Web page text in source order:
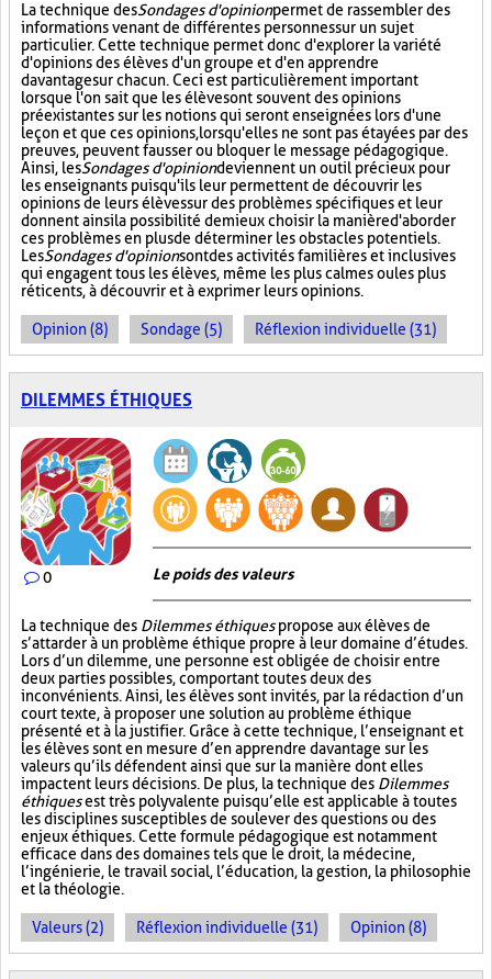
La technique desSondages d'opinionpermet de rassembler des
informations venant de différentes personnes sur un sujet
particulier. Cette technique permet donc d'explorer la variété
d'opinions des élèves d'un groupe et d'en apprendre
davantage sur chacun. Ceci est particulièrement important
lorsque l'on sait que les élèves ont souvent des opinions
préexistantes sur les notions qui seront enseignées lors d'une
leçon et que ces opinions, lorsqu'elles ne sont pas étayées par des
preuves, peuvent fausser ou bloquer le message pédagogique.
Ainsi, lesSondages d'opiniondeviennent un outil précieux pour
les enseignants puisqu'ils leur permettent de découvrir les
opinions de leurs élèves sur des problèmes spécifiques et leur
donnent ainsi la possibilité de mieux choisir la manière d'aborder
ces problèmes en plus de déterminer les obstacles potentiels.
LesSondages d'opinionsont des activités familières et inclusives
qui engagent tous les élèves, même les plus calmes ou les plus
réticents, à découvrir et à exprimer leurs opinions.
Opinion (8) Sondage (5) Réflexion individuelle (31)
DILEMMES ÉTHIQUES
0 Le poids des valeurs
La technique des Dilemmes éthiquespropose aux élèves de
s’attarder à un problème éthique propre à leur domaine d’études.
Lors d’un dilemme, une personne est obligée de choisir entre
deux parties possibles, comportant toutes deux des
inconvénients. Ainsi, les élèves sont invités, par la rédaction d’un
court texte, à proposer une solution au problème éthique
présenté et à la justifier. Grâce à cette technique, l’enseignant et
les élèves sont en mesure d’en apprendre davantage sur les
valeurs qu’ils défendent ainsi que sur la manière dont elles
impactent leurs décisions. De plus, la technique des Dilemmes
éthiquesest très polyvalente puisqu’elle est applicable à toutes
les disciplines susceptibles de soulever des questions ou des
enjeux éthiques. Cette formule pédagogique est notamment
efficace dans des domaines tels que le droit, la médecine,
l’ingénierie, le travail social, l’éducation, la gestion, la philosophie
et la théologie.
Valeurs (2) Réflexion individuelle (31) Opinion (8)